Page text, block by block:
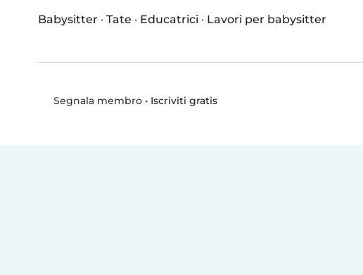
Babysitter · Tate · Educatrici · Lavori per babysitter
Segnala membro• Iscriviti gratis